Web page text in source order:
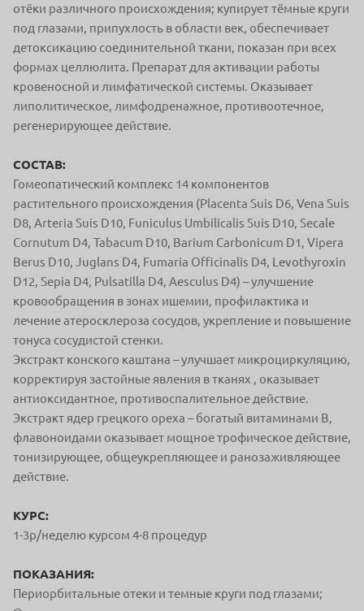
отёки различного происхождения; купирует тёмные круги
под глазами, припухлость в области век, обеспечивает
детоксикацию соединительной ткани, показан при всех
формах целлюлита. Препарат для активации работы
кровеносной и лимфатической системы. Оказывает
липолитическое, лимфодренажное, противоотечное,
регенерирующее действие.
СОСТАВ:
Гомеопатический комплекс 14 компонентов
растительного происхождения (Placenta Suis D6, Vena Suis
D8, Arteria Suis D10, Funiculus Umbilicalis Suis D10, Secale
Cornutum D4, Tabacum D10, Barium Carbonicum D1, Vipera
Berus D10, Juglans D4, Fumaria Officinalis D4, Levothyroxin
D12, Sepia D4, Pulsatilla D4, Aesculus D4) – улучшение
кровообращения в зонах ишемии, профилактика и
лечение атеросклероза сосудов, укрепление и повышение
тонуса сосудистой стенки.
Экстракт конского каштана – улучшает микроциркуляцию,
корректируя застойные явления в тканях , оказывает
антиоксидантное, противоспалительное действие.
Экстракт ядер грецкого ореха – богатый витаминами В,
флавоноидами оказывает мощное трофическое действие,
тонизирующее, общеукрепляющее и ранозаживляющее
действие.
КУРС:
1-3р/неделю курсом 4-8 процедур
ПОКАЗАНИЯ:
Периорбитальные отеки и темные круги под глазами;